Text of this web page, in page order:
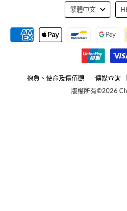
抱負、使命及價值觀 傳媒查詢
版權所有©2026
語
繁體中文